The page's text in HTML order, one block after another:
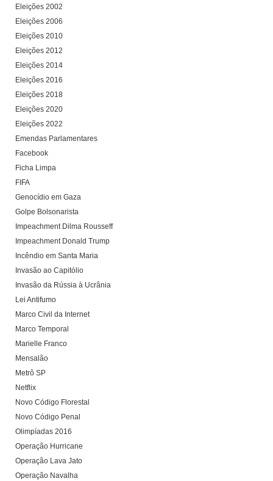
Eleições 2002
Eleições 2006
Eleições 2010
Eleições 2012
Eleições 2014
Eleições 2016
Eleições 2018
Eleições 2020
Eleições 2022
Emendas Parlamentares
Facebook
Ficha Limpa
FIFA
Genocídio em Gaza
Golpe Bolsonarista
Impeachment Dilma Rousseff
Impeachment Donald Trump
Incêndio em Santa Maria
Invasão ao Capitólio
Invasão da Rússia à Ucrânia
Lei Antifumo
Marco Civil da Internet
Marco Temporal
Marielle Franco
Mensalão
Metrô SP
Netflix
Novo Código Florestal
Novo Código Penal
Olimpíadas 2016
Operação Hurricane
Operação Lava Jato
Operação Navalha